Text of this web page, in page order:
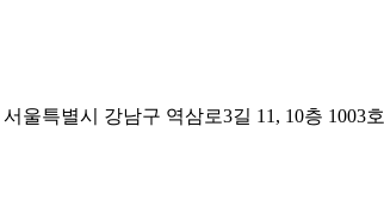
서울특별시 강남구 역삼로3길 11, 10층 1003호